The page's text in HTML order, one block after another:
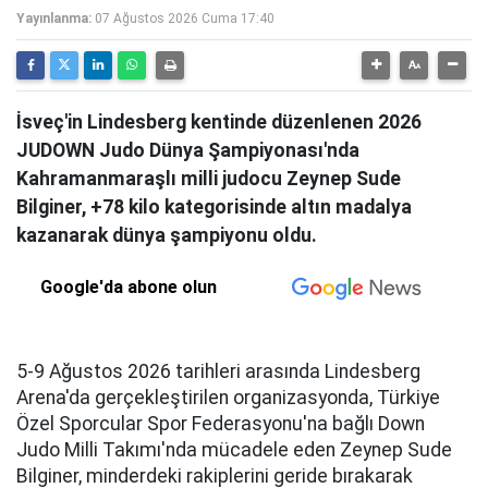
Yayınlanma: 07 Ağustos 2026 Cuma 17:40
İsveç'in Lindesberg kentinde düzenlenen 2026
JUDOWN Judo Dünya Şampiyonası'nda
Kahramanmaraşlı milli judocu Zeynep Sude
Bilginer, +78 kilo kategorisinde altın madalya
kazanarak dünya şampiyonu oldu.
Google'da abone olun
5-9 Ağustos 2026 tarihleri arasında Lindesberg
Arena'da gerçekleştirilen organizasyonda, Türkiye
Özel Sporcular Spor Federasyonu'na bağlı Down
Judo Milli Takımı'nda mücadele eden Zeynep Sude
Bilginer, minderdeki rakiplerini geride bırakarak